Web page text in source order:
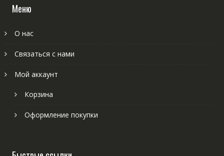
Меню
О нас
Связаться с нами
Мой аккаунт
Корзина
Оформление покупки